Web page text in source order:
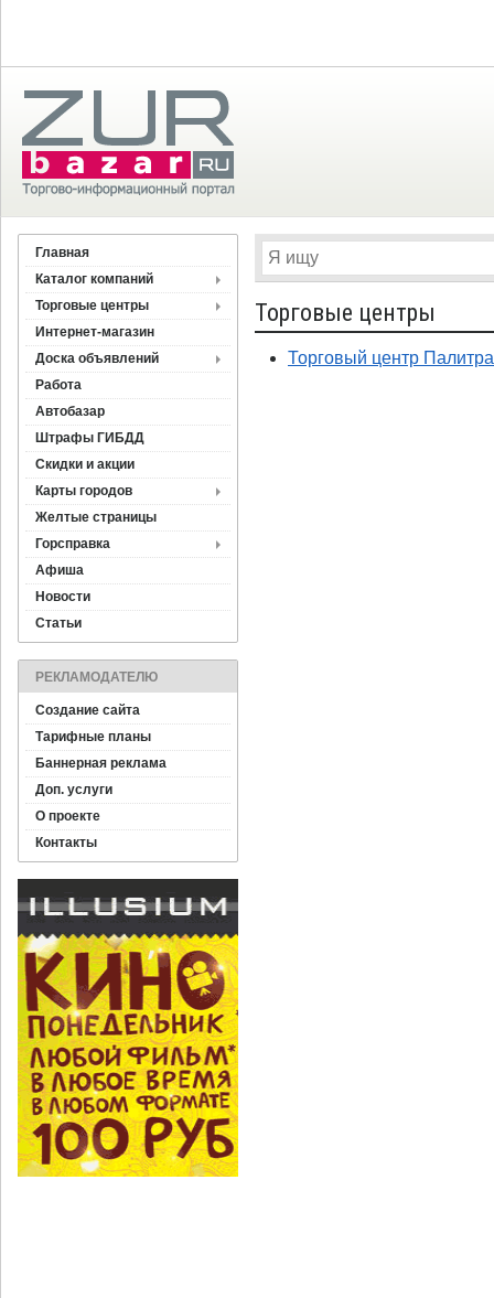
Главная
Каталог компаний
Торговые центры
Интернет-магазин
Доска объявлений
Работа
Автобазар
Штрафы ГИБДД
Скидки и акции
Карты городов
Желтые страницы
Горсправка
Афиша
Новости
Статьи
РЕКЛАМОДАТЕЛЮ
Создание сайта
Тарифные планы
Баннерная реклама
Доп. услуги
О проекте
Контакты
Торговые центры
Торговый центр Палитра